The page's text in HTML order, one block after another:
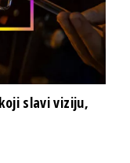
slavi viziju,